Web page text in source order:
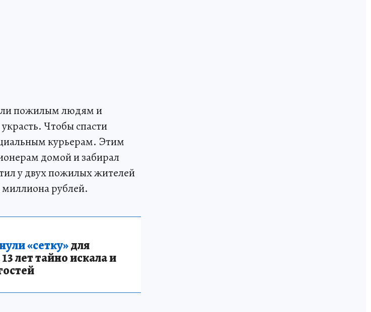
пожилым людям и
Чтобы спасти
курьерам. Этим
домой и забирал
у двух пожилых жителей
миллиона рублей.
«сетку»для
лет тайно искала и